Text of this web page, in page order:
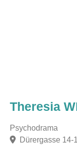
Theresia
Psychodrama
Dürergasse 14-